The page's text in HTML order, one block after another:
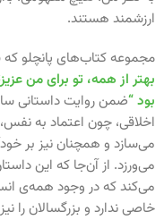
ارزشمند هستند.
مجموعه کتاب‌های پانچلو
بهتر از همه، تو برای من
بود“ضمن روایت داستانی
اخلاقی، چون اعتماد به
می‌سازد و همچنان نیز بر
می‌ورزد. از آن‌جا که این
می‌کند که در وجود همه‌ی
خاصی ندارد و بزرگسالان را